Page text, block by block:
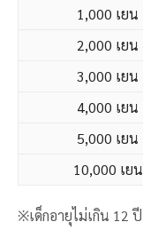
1,000 เยน
2,000 เยน
3,000 เยน
4,000 เยน
5,000 เยน
10,000 เยน
※เด็กอายุไม่เกิน 12 ปี